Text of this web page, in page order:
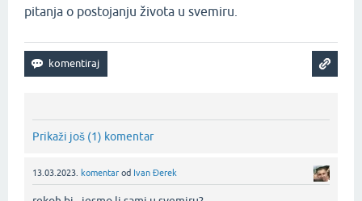
pitanja o postojanju života u svemiru.
Prikaži još (1) komentar
13.03.2023. komentar od Ivan Đerek